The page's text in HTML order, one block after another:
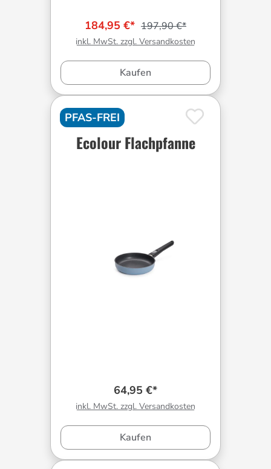
184,95 €* 197,90 €*
inkl. MwSt. zzgl. Versandkosten
Kaufen
PFAS-FREI
Ecolour Flachpfanne
64,95 €*
inkl. MwSt. zzgl. Versandkosten
Kaufen